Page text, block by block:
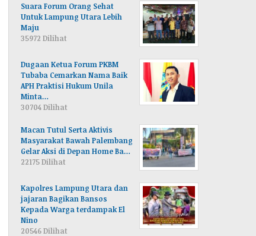
Suara Forum Orang Sehat
Untuk Lampung Utara Lebih
Maju
35972 Dilihat
Dugaan Ketua Forum PKBM
Tubaba Cemarkan Nama Baik
APH Praktisi Hukum Unila
Minta…
30704 Dilihat
Macan Tutul Serta Aktivis
Masyarakat Bawah Palembang
Gelar Aksi di Depan Home Ba…
22175 Dilihat
Kapolres Lampung Utara dan
jajaran Bagikan Bansos
Kepada Warga terdampak El
Nino
20546 Dilihat